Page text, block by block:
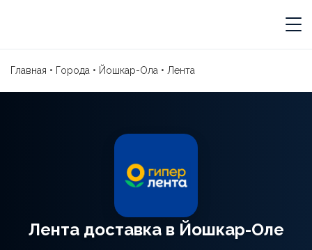
Главная • Города • Йошкар-Ола • Лента
Лента доставка в Йошкар-Оле